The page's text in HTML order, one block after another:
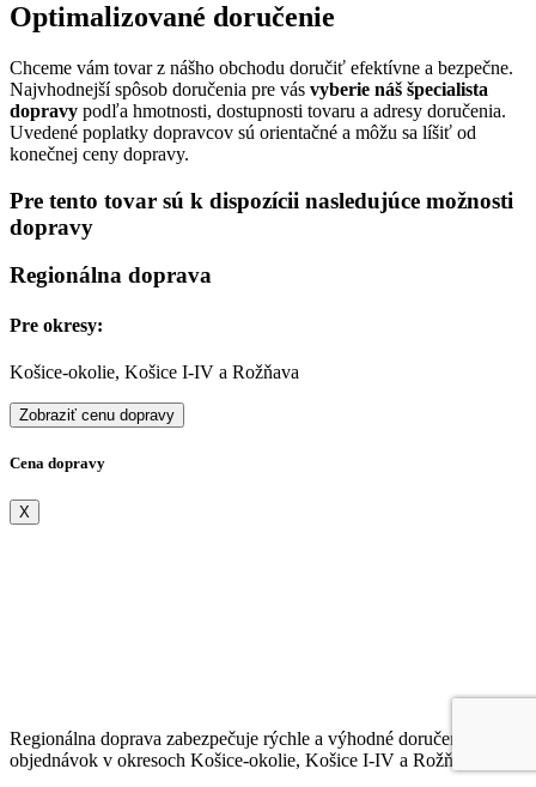
Optimalizované doručenie
Chceme vám tovar z nášho obchodu doručiť efektívne a bezpečne.
Najvhodnejší spôsob doručenia pre vás vyberie náš špecialista
dopravy podľa hmotnosti, dostupnosti tovaru a adresy doručenia.
Uvedené poplatky dopravcov sú orientačné a môžu sa líšiť od
konečnej ceny dopravy.
Pre tento tovar sú k dispozícii nasledujúce možnosti
dopravy
Regionálna doprava
Pre okresy:
Košice-okolie, Košice I-IV a Rožňava
Zobraziť cenu dopravy
Cena dopravy
X
Regionálna doprava zabezpečuje rýchle a výhodné doručenie
objednávok v okresoch Košice-okolie, Košice I-IV a Rožňava.